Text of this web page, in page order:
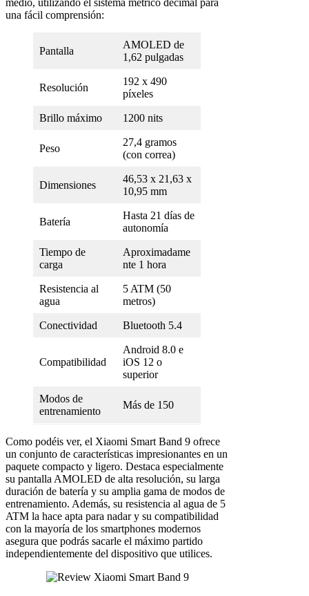
una fácil comprensión:
Pantalla
AMOLED de
1,62 pulgadas
Resolución
192 x 490
píxeles
Brillo máximo 1200 nits
Peso
27,4 gramos
(con correa)
Dimensiones
46,53 x 21,63 x
10,95 mm
Batería
Hasta 21 días de
autonomía
Tiempo de
carga
Aproximadame
nte 1 hora
Resistencia al
agua
5 ATM (50
metros)
Conectividad Bluetooth 5.4
Compatibilidad
Android 8.0 e
iOS 12 o
superior
Modos de
entrenamiento
Más de 150
Como podéis ver, el Xiaomi Smart Band 9 ofrece
un conjunto de características impresionantes en un
paquete compacto y ligero. Destaca especialmente
su pantalla AMOLED de alta resolución, su larga
duración de batería y su amplia gama de modos de
entrenamiento. Además, su resistencia al agua de 5
ATM la hace apta para nadar y su compatibilidad
con la mayoría de los smartphones modernos
asegura que podrás sacarle el máximo partido
independientemente del dispositivo que utilices.